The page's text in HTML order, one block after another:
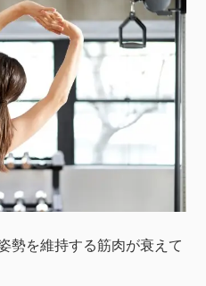
勢を維持する筋肉が衰えて